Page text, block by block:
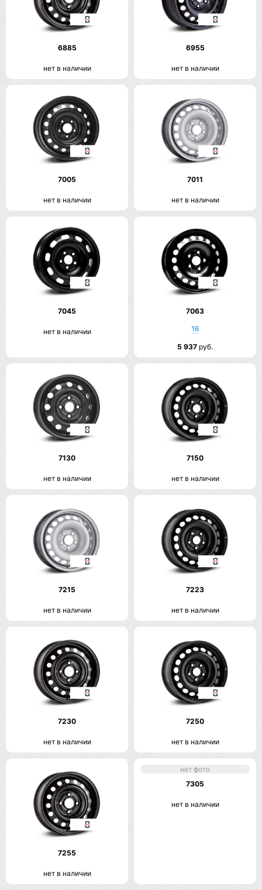
6885
нет в наличии
6955
нет в наличии
7005
нет в наличии
7011
нет в наличии
7045
нет в наличии
7063
16
5 937 руб.
7130
нет в наличии
7150
нет в наличии
7215
нет в наличии
7223
нет в наличии
7230
нет в наличии
7250
нет в наличии
7255
нет в наличии
нет фото
7305
нет в наличии